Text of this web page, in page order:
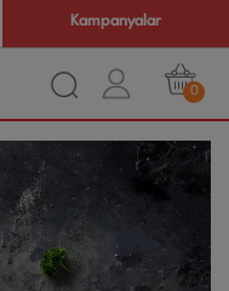
Kampanyalar
0